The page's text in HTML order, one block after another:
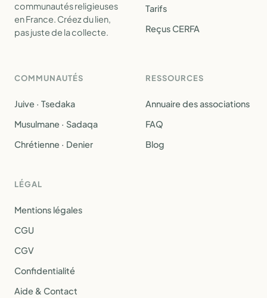
communautés religieuses
en France. Créez du lien,
pas juste de la collecte.
Tarifs
Reçus CERFA
COMMUNAUTÉS
Juive · Tsedaka
Musulmane · Sadaqa
Chrétienne · Denier
RESSOURCES
Annuaire des associations
FAQ
Blog
LÉGAL
Mentions légales
CGU
CGV
Confidentialité
Aide & Contact